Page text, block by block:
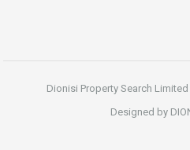
Dionisi Property Search
Designed by